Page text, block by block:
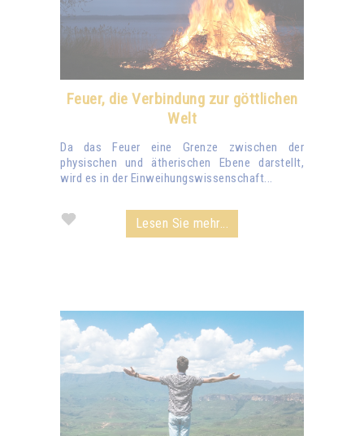
Feuer, die Verbindung zur göttlichen
Welt
Da das Feuer eine Grenze zwischen der
physischen und ätherischen Ebene darstellt,
wird es in der Einweihungswissenschaft...
Lesen Sie mehr...